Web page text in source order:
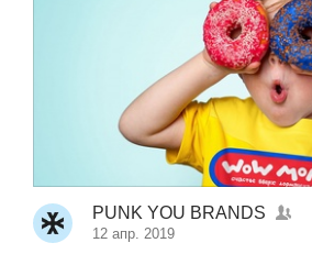
PUNK YOU BRANDS
12 апр. 2019